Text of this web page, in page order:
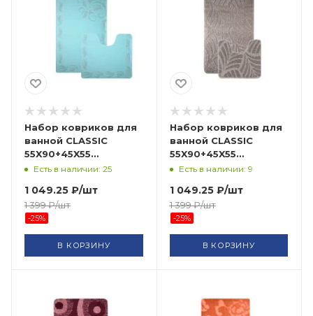
Набор ковриков для
ванной CLASSIC
55X90+45X55
CLT202014-DUCK EGG-
Есть в наличии: 25
1 049.25 ₽/шт
1 399₽/шт
-25%
В КОРЗИНУ
Набор ковриков для
ванной CLASSIC
55X90+45X55
CLT202022-LIGHT
HALI
Есть в наличии: 9
1 049.25₽/шт
1 399₽/шт
-25%
В КОРЗИНУ